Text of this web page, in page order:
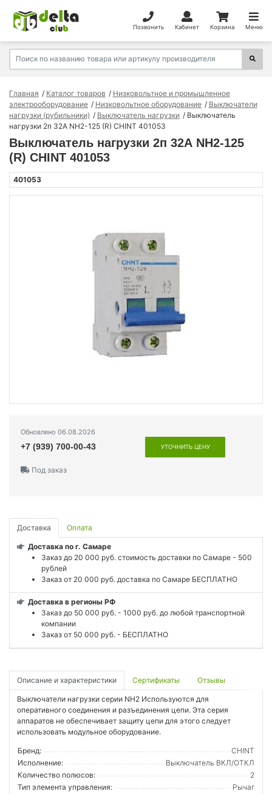
Позвонить Кабинет Корзина Меню
Главная Каталог товаров
Низковольтное и промышленное
электрооборудование
Низковольтное оборудование
Выключатели
нагрузки (рубильники)
Выключатель нагрузки
Выключатель
нагрузки 2п 32А NH2-125 (R) CHINT 401053
Выключатель нагрузки 2п 32А NH2-125
(R) CHINT 401053
401053
Обновлено 06.08.2026
+7 (939) 700-00-43 УТОЧНИТЬ ЦЕНУ
Под заказ
Доставка Оплата
Доставка по г. Самаре
Заказ до 20 000 руб. стоимость доставки по Самаре - 500
рублей
Заказ от 20 000 руб. доставка по Самаре БЕСПЛАТНО
Доставка в регионы РФ
Заказ до 50 000 руб. - 1000 руб. до любой транспортной
компании
Заказ от 50 000 руб. - БЕСПЛАТНО
Описание и характеристики Сертификаты Отзывы
Выключатели нагрузки серии NH2 Используются для
оперативного соединения и разъединения цепи. Эта серия
аппаратов не обеспечивает защиту цепи для этого следует
использовать модульное оборудование.
Бренд:
CHINT
Исполнение:
Выключатель ВКЛ/ОТКЛ
Количество полюсов:
2
Тип элемента управления:
Рычаг